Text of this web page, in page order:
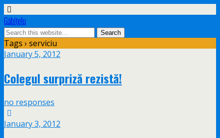
Găbiţelu
Tags › serviciu
January 5, 2012
Colegul surpriză rezistă!
no responses
January 3, 2012